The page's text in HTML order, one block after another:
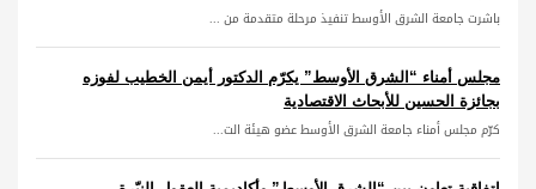
باشرت جامعة الشرق الأوسط تنفيذ مرحلة متقدمة من ...
مجلس أمناء “الشرق الأوسط” يكرّم الدكتور أيمن الخطيب لفوزه
بجائزة الحسين للأبحاث الاقتصادية
كرّم مجلس أمناء جامعة الشرق الأوسط عضو هيئة الت...